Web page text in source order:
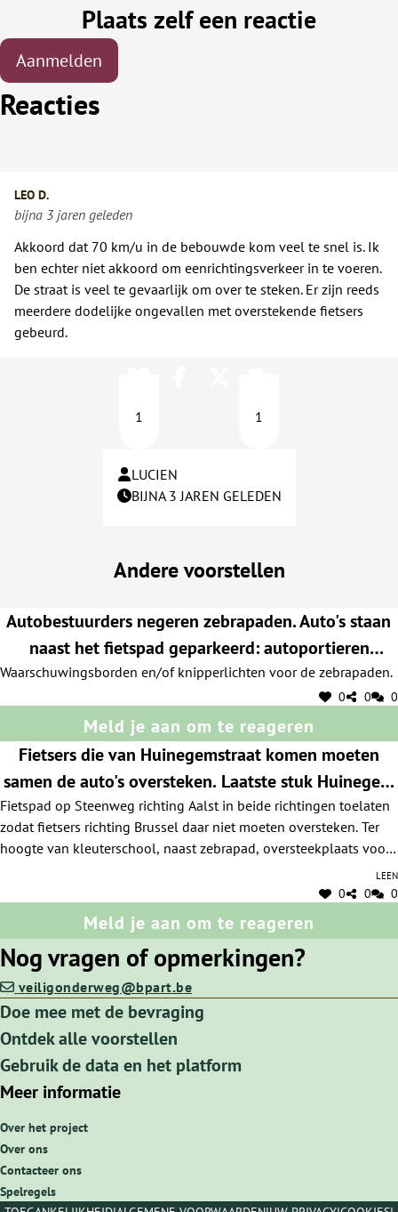
Plaats zelf een reactie
Aanmelden
Reacties
LEO D.
bijna 3 jaren geleden
Akkoord dat 70 km/u in de bebouwde kom veel te snel is. Ik
ben echter niet akkoord om eenrichtingsverkeer in te voeren.
De straat is veel te gevaarlijk om over te steken. Er zijn reeds
meerdere dodelijke ongevallen met overstekende fietsers
gebeurd.
1 1
LUCIEN
BIJNA 3 JAREN GELEDEN
Andere voorstellen
Autobestuurders negeren zebrapaden. Auto's staan
naast het fietspad geparkeerd: autoportieren
worden opengegooid zonder kijken.
Waarschuwingsborden en/of knipperlichten voor de zebrapaden.
0 0 0
Meld je aan om te reageren
Fietsers die van Huinegemstraat komen moeten
samen de auto's oversteken. Laatste stuk Huinegem
is heel smal en gevaarlijk voor fietsers. Op Steenweg
zelf een gevaarlijke situatie: dubbel kruispunt:voor
fietsers uit Mollestraat naar Steenweg.
Fietspad op Steenweg richting Aalst in beide richtingen toelaten
zodat fietsers richting Brussel daar niet moeten oversteken. Ter
hoogte van kleuterschool, naast zebrapad, oversteekplaats voor
Leen
0 0 0
Meld je aan om te reageren
Nog vragen of opmerkingen?
veiligonderweg@bpart.be
Doe mee met de bevraging
Ontdek alle voorstellen
Gebruik de data en het platform
Meer informatie
Over het project
Over ons
Contacteer ons
Spelregels